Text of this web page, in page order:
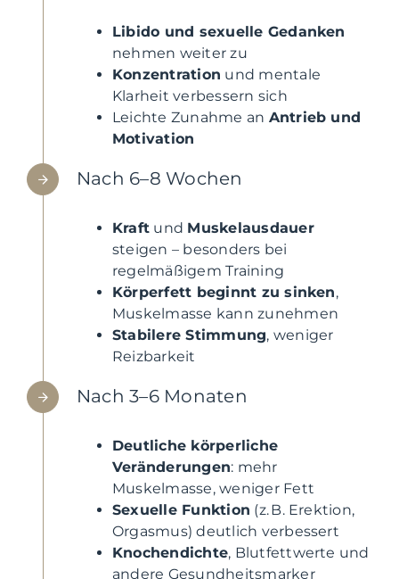
Libido und sexuelle Gedanken
nehmen weiter zu
Konzentration und mentale
Klarheit verbessern sich
Leichte Zunahme an Antrieb und
Motivation
Nach 6–8 Wochen
Kraft und Muskelausdauer
steigen – besonders bei
regelmäßigem Training
Körperfett beginnt zu sinken,
Muskelmasse kann zunehmen
Stabilere Stimmung, weniger
Reizbarkeit
Nach 3–6 Monaten
Deutliche körperliche
Veränderungen: mehr
Muskelmasse, weniger Fett
Sexuelle Funktion (z. B. Erektion,
Orgasmus) deutlich verbessert
Knochendichte, Blutfettwerte und
andere Gesundheitsmarker